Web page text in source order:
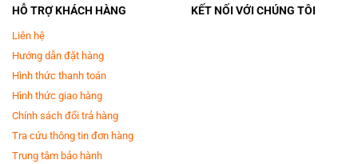
HỖ TRỢ KHÁCH HÀNG
Liên hệ
Hướng dẫn đặt hàng
Hình thức thanh toán
Hình thức giao hàng
Chính sách đổi trả hàng
Tra cứu thông tin đơn hàng
Trung tâm bảo hành
KẾT NỐI VỚI CHÚNG TÔI